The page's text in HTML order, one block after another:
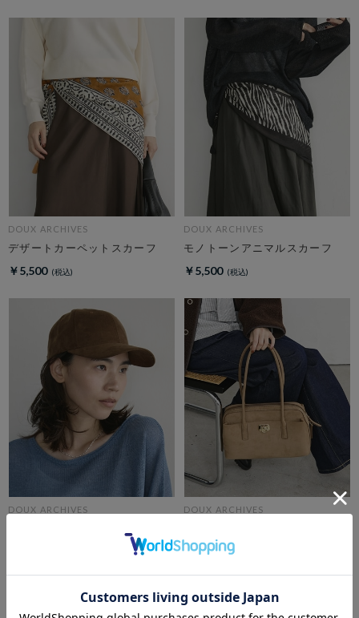
DOUX ARCHIVES
デザートカーペットスカーフ
￥5,500
DOUX ARCHIVES
モノトーンアニマルスカーフ
￥5,500
DOUX ARCHIVES DOUX ARCHIVES
￥15,400